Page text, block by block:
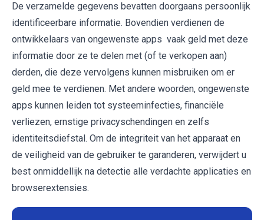
De verzamelde gegevens bevatten doorgaans persoonlijk
identificeerbare informatie. Bovendien verdienen de
ontwikkelaars van ongewenste apps vaak geld met deze
informatie door ze te delen met (of te verkopen aan)
derden, die deze vervolgens kunnen misbruiken om er
geld mee te verdienen. Met andere woorden, ongewenste
apps kunnen leiden tot systeeminfecties, financiële
verliezen, ernstige privacyschendingen en zelfs
identiteitsdiefstal. Om de integriteit van het apparaat en
de veiligheid van de gebruiker te garanderen, verwijdert u
best onmiddellijk na detectie alle verdachte applicaties en
browserextensies.